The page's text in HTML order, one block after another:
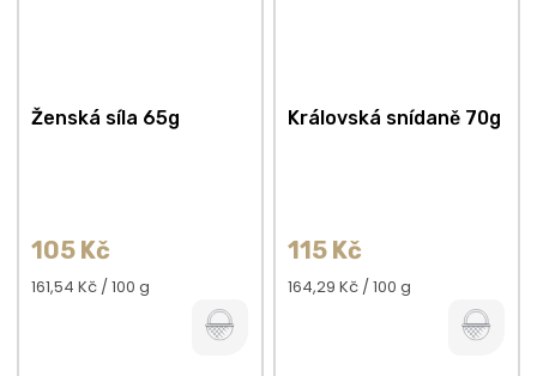
Ženská síla 65g
105 Kč
Měrná
161,54 Kč / 100 g
Královská snídaně 70g
115 Kč
Měrná
164,29 Kč / 100 g